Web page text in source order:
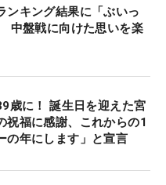
ンキング結果に「ぶいっ
中盤戦に向けた思いを楽
歳に！ 誕生日を迎えた宮
祝福に感謝、これからの1
の年にします」と宣言